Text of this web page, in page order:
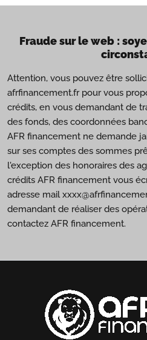
Fraude sur le web :
Attention, vous pouvez être
afrfinancement.fr pour vous
crédits, en vous demandant de
des fonds, des coordonnées
AFR financement ne demande
sur ses comptes des sommes
l'exception des honoraires des
crédits AFR financement vous
adresse mail
demandant de réaliser des
contactez AFR financement.